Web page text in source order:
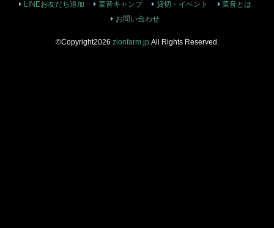
LINEお友だち追加 菜音キャンプ 貸切・イベント
菜音とは
お問い合わせ
©Copyright2026 zionfarm.jp.All Rights Reserved.